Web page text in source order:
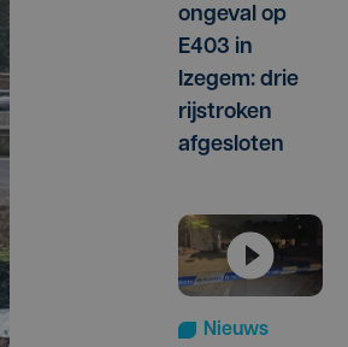
ongeval op
E403 in
Izegem: drie
rijstroken
afgesloten
Nieuws